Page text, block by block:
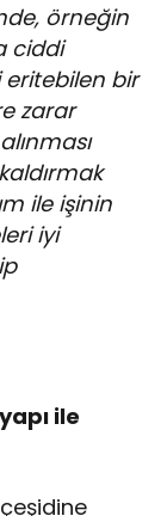
örneğin
ciddi
eritebilen bir
zarar
ile işinin
iyi
ile